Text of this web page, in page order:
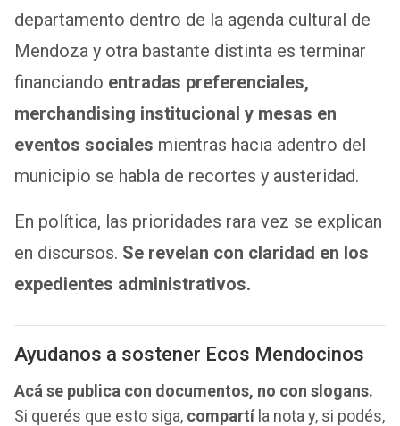
departamento dentro de la agenda cultural de
Mendoza y otra bastante distinta es terminar
financiando entradas preferenciales,
merchandising institucional y mesas en
eventos sociales mientras hacia adentro del
municipio se habla de recortes y austeridad.
En política, las prioridades rara vez se explican
en discursos. Se revelan con claridad en los
expedientes administrativos.
Ayudanos a sostener Ecos Mendocinos
Acá se publica con documentos, no con slogans.
Si querés que esto siga, compartíla nota y, si podés,